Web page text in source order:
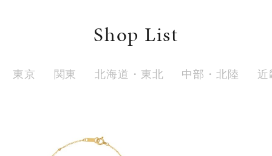
Shop List
東京 関東 北海道・東北 中部・北陸 近